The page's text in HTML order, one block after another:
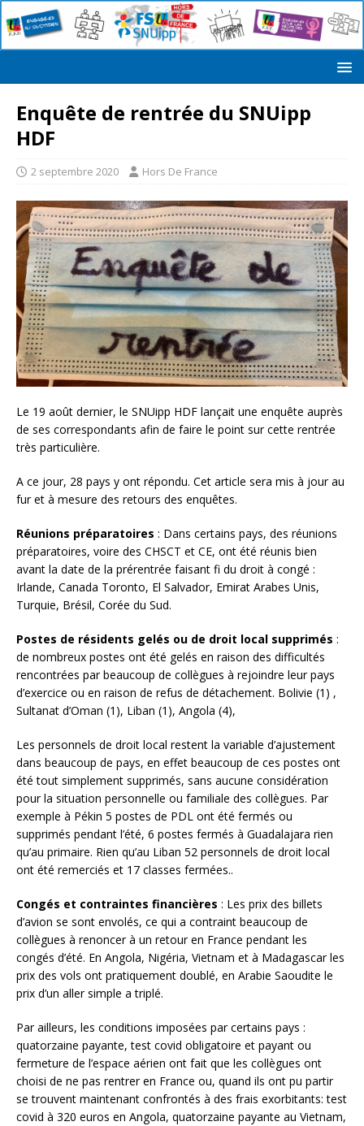
Enquête de rentrée du SNUipp
HDF
2 septembre 2020 Hors De France
Le 19 août dernier, le SNUipp HDF lançait une enquête auprès
de ses correspondants afin de faire le point sur cette rentrée
très particulière.
A ce jour, 28 pays y ont répondu. Cet article sera mis à jour au
fur et à mesure des retours des enquêtes.
Réunions préparatoires : Dans certains pays, des réunions
préparatoires, voire des CHSCT et CE, ont été réunis bien
avant la date de la prérentrée faisant fi du droit à congé :
Irlande, Canada Toronto, El Salvador, Emirat Arabes Unis,
Turquie, Brésil, Corée du Sud.
Postes de résidents gelés ou de droit local supprimés :
de nombreux postes ont été gelés en raison des difficultés
rencontrées par beaucoup de collègues à rejoindre leur pays
d’exercice ou en raison de refus de détachement. Bolivie (1) ,
Sultanat d’Oman (1), Liban (1), Angola (4),
Les personnels de droit local restent la variable d’ajustement
dans beaucoup de pays, en effet beaucoup de ces postes ont
été tout simplement supprimés, sans aucune considération
pour la situation personnelle ou familiale des collègues. Par
exemple à Pékin 5 postes de PDL ont été fermés ou
supprimés pendant l’été, 6 postes fermés à Guadalajara rien
qu’au primaire. Rien qu’au Liban 52 personnels de droit local
ont été remerciés et 17 classes fermées..
Congés et contraintes financières : Les prix des billets
d’avion se sont envolés, ce qui a contraint beaucoup de
collègues à renoncer à un retour en France pendant les
congés d’été. En Angola, Nigéria, Vietnam et à Madagascar les
prix des vols ont pratiquement doublé, en Arabie Saoudite le
prix d’un aller simple a triplé.
Par ailleurs, les conditions imposées par certains pays :
quatorzaine payante, test covid obligatoire et payant ou
fermeture de l’espace aérien ont fait que les collègues ont
choisi de ne pas rentrer en France ou, quand ils ont pu partir
se trouvent maintenant confrontés à des frais exorbitants: test
covid à 320 euros en Angola, quatorzaine payante au Vietnam,